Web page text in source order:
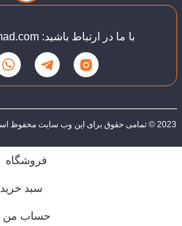
با ما در ارتباط باشید: info@azarbasamad.com
2023 © تمامی حقوق برای این وب سایت محفوظ است | طراحی و پشتیبانی :
فروشگاه
سبد خرید
حساب من